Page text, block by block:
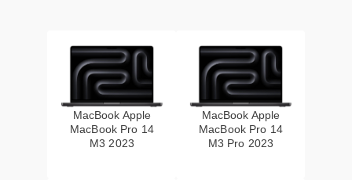
MacBook Apple
MacBook Pro 14
M3 2023
MacBook Apple
MacBook Pro 14
M3 Pro 2023